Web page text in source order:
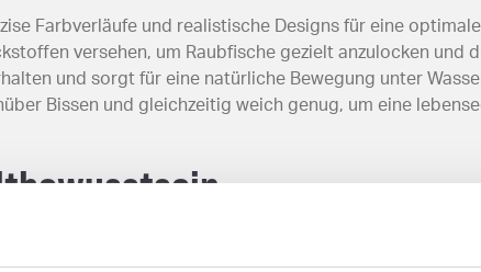
Farbverläufe und realistische Designs für eine optimale
versehen, um Raubfische gezielt anzulocken und
und sorgt für eine natürliche Bewegung unter
Bissen und gleichzeitig weich genug, um eine
sondern setzt sich auch für umweltfreundliche
haben und gleichzeitig die Umweltbelastung